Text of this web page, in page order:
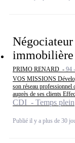
PRIMO RENARD - 94
VOS MISSIONS
son réseau professionnel
auprès de ses clients
CDI - Temps plein
Publié il y a plus de 30